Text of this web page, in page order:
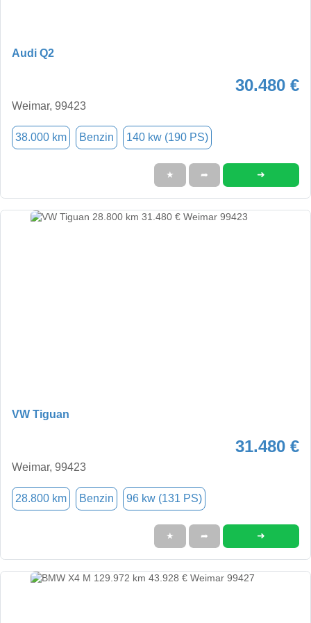
Audi Q2
30.480 €
Weimar, 99423
38.000 km Benzin 140 kw (190 PS)
★ ➦ ➜
VW Tiguan
31.480 €
Weimar, 99423
28.800 km Benzin 96 kw (131 PS)
★ ➦ ➜